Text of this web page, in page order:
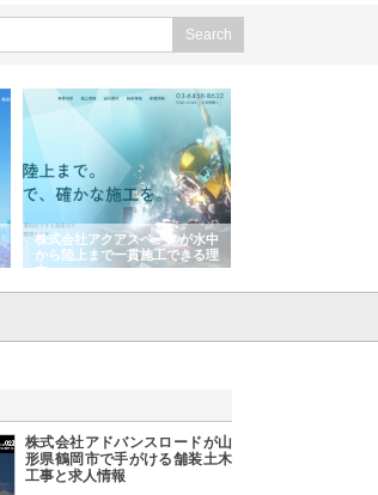
株式会社アクアスペースが水中
から陸上まで一貫施工できる理
由
株式会社アドバンスロードが山
形県鶴岡市で手がける舗装土木
工事と求人情報